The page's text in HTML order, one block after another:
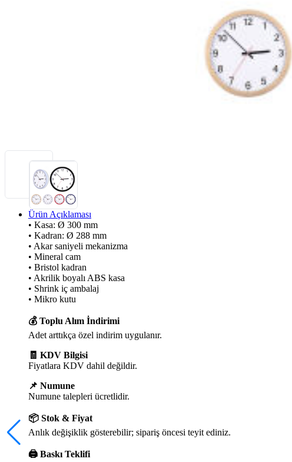
Ürün Açıklaması
• Kasa: Ø 300 mm
• Kadran: Ø 288 mm
• Akar saniyeli mekanizma
• Mineral cam
• Bristol kadran
• Akrilik boyalı ABS kasa
• Shrink iç ambalaj
• Mikro kutu
💰 Toplu Alım İndirimi
Adet arttıkça özel indirim uygulanır.
🧾 KDV Bilgisi
Fiyatlara KDV dahil değildir.
📌 Numune
Numune talepleri ücretlidir.
📦 Stok & Fiyat
Anlık değişiklik gösterebilir; sipariş öncesi teyit ediniz.
🖨️ Baskı Teklifi